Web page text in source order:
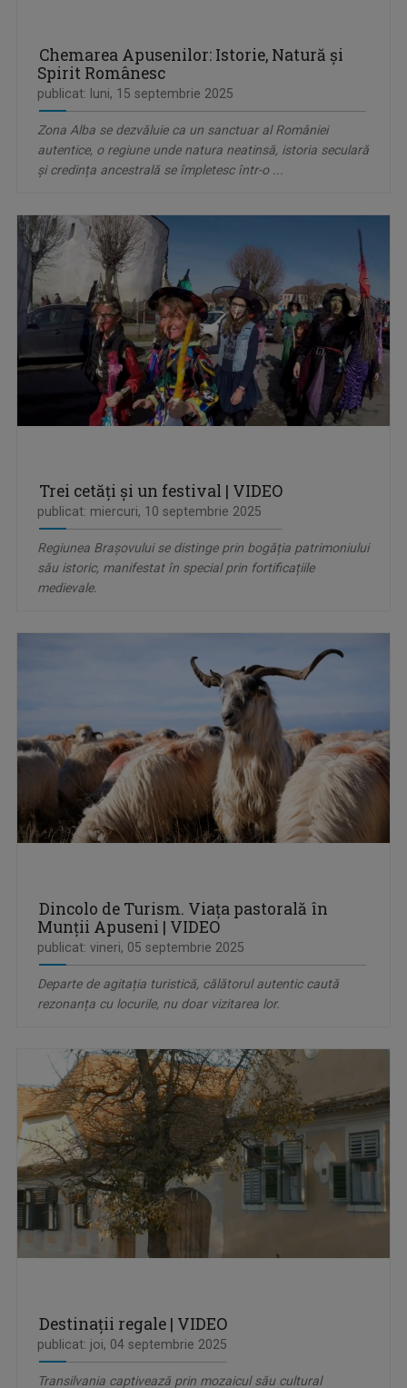
Chemarea Apusenilor: Istorie, Natură și
Spirit Românesc
publicat: luni, 15 septembrie 2025
Zona Alba se dezvăluie ca un sanctuar al României
autentice, o regiune unde natura neatinsă, istoria seculară
și credința ancestrală se împletesc într-o ...
Trei cetăți și un festival | VIDEO
publicat: miercuri, 10 septembrie 2025
Regiunea Brașovului se distinge prin bogăția patrimoniului
său istoric, manifestat în special prin fortificațiile
medievale.
Dincolo de Turism. Viața pastorală în
Munții Apuseni | VIDEO
publicat: vineri, 05 septembrie 2025
Departe de agitația turistică, călătorul autentic caută
rezonanța cu locurile, nu doar vizitarea lor.
Destinații regale | VIDEO
publicat: joi, 04 septembrie 2025
Transilvania captivează prin mozaicul său cultural